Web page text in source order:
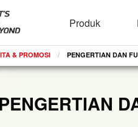
Produk
& PROMOSI CURRENT:
PENGERTIAN DAN
PENGERTIAN